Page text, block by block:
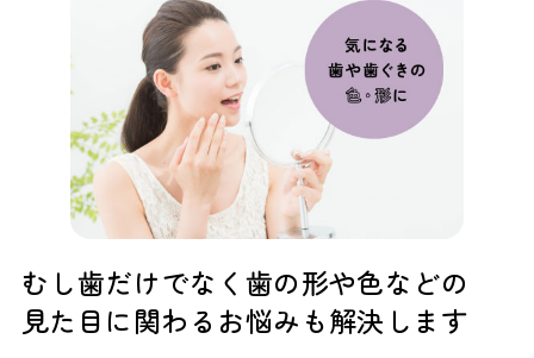
むし歯だけでなく歯の形や色などの
見た目に関わるお悩みも解決します